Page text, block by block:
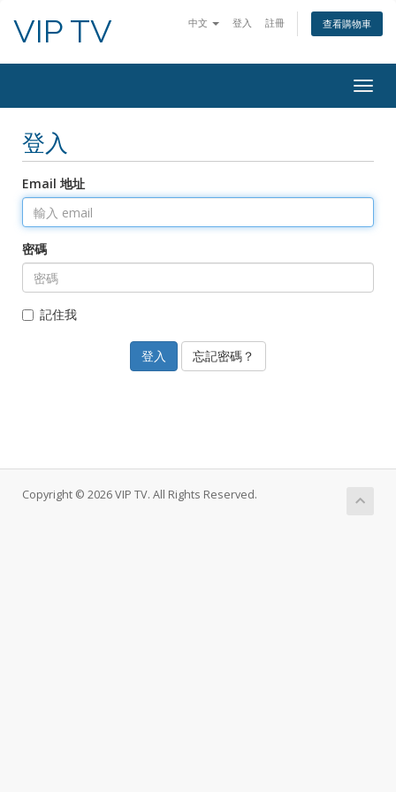
中文 登入 註冊 查看購物車
VIP TV
登入
Email 地址
密碼
記住我
忘記密碼？
Copyright © 2026 VIP TV. All Rights Reserved.